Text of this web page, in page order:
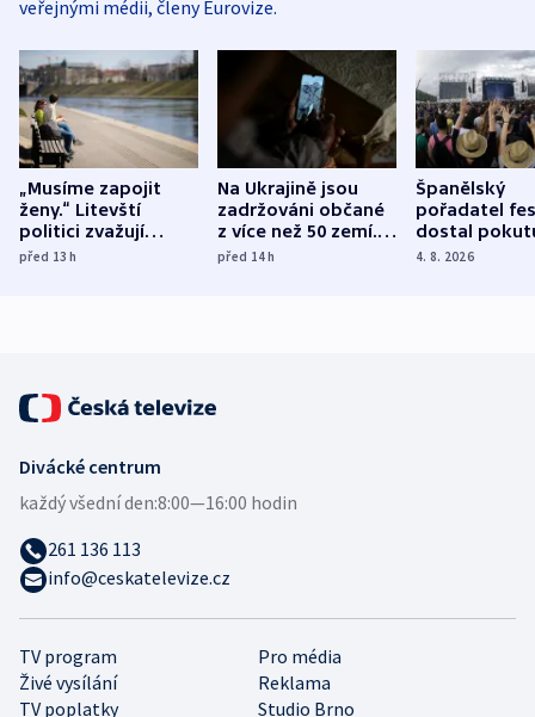
veřejnými médii, členy Eurovize.
„Musíme zapojit
ženy.“ Litevští
politici zvažují
dohodu o
před 13h
Na Ukrajině jsou
zadržováni občané
z více než 50 zemí.
Bojovali na straně
před 14h
Španělský
pořadatel
dostal
nekalé
4. 8. 2026
TV program
Pro média
Živé vysílání
Reklama
TV poplatky
Studio Brno
Divácké centrum
každý všední den:8:00—16:00 hodin
261 136 113
info@ceskatelevize.cz